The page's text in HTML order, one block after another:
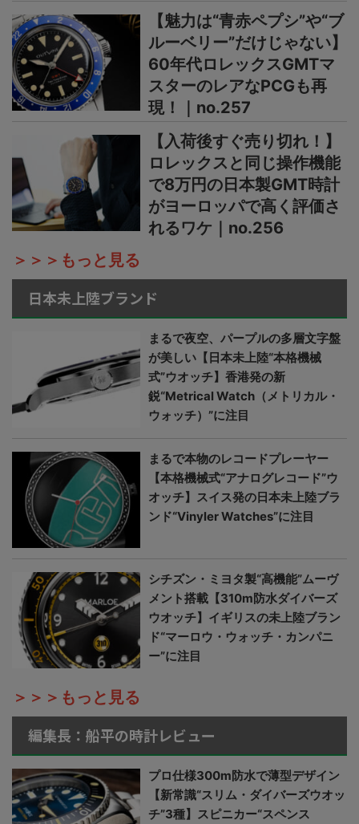
【魅力は“青赤ペプシ”や“ブ
ルーベリー”だけじゃない】
60年代ロレックスGMTマ
スターのレアなPCGも再
現！｜no.257
【入荷後すぐ売り切れ！】
ロレックスと同じ操作機能
で8万円の日本製GMT時計
がヨーロッパで高く評価さ
れるワケ｜no.256
＞＞＞もっと見る
日本未上陸ブランド
まるで夜空、パープルの多層文字盤
が美しい【日本未上陸“本格機械
式”ウオッチ】香港発の新
鋭“Metrical Watch（メトリカル・
ウォッチ）”に注目
まるで本物のレコードプレーヤー
【本格機械式“アナログレコード”ウ
オッチ】スイス発の日本未上陸ブラ
ンド“Vinyler Watches”に注目
シチズン・ミヨタ製“高機能”ムーヴ
メント搭載【310m防水ダイバーズ
ウオッチ】イギリスの未上陸ブラン
ド“マーロウ・ウォッチ・カンパニ
ー”に注目
＞＞＞もっと見る
編集長：船平の時計レビュー
プロ仕様300m防水で薄型デザイン
【新常識“スリム・ダイバーズウオッ
チ”3種】スピニカー“スペンス